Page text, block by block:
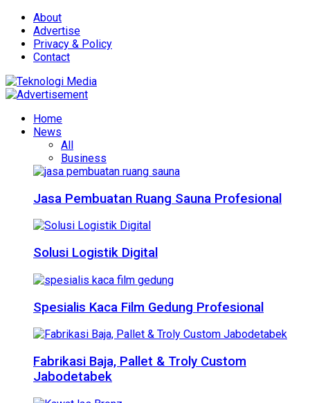
About
Advertise
Privacy & Policy
Contact
Home
News
All
Business
Jasa Pembuatan Ruang Sauna Profesional
Solusi Logistik Digital
Spesialis Kaca Film Gedung Profesional
Fabrikasi Baja, Pallet & Troly Custom
Jabodetabek